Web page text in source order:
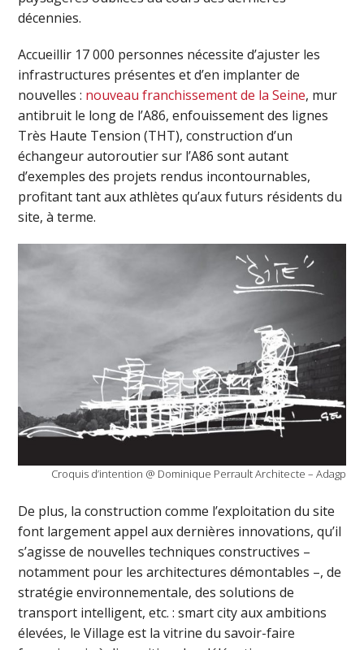
décennies.
Accueillir 17 000 personnes nécessite d’ajuster les
infrastructures présentes et d’en implanter de
nouvelles : nouveau franchissement de la Seine, mur
antibruit le long de l’A86, enfouissement des lignes
Très Haute Tension (THT), construction d’un
échangeur autoroutier sur l’A86 sont autant
d’exemples des projets rendus incontournables,
profitant tant aux athlètes qu’aux futurs résidents du
site, à terme.
Croquis d’intention @ Dominique Perrault Architecte – Adagp
De plus, la construction comme l’exploitation du site
font largement appel aux dernières innovations, qu’il
s’agisse de nouvelles techniques constructives –
notamment pour les architectures démontables –, de
stratégie environnementale, des solutions de
transport intelligent, etc. : smart city aux ambitions
élevées, le Village est la vitrine du savoir-faire